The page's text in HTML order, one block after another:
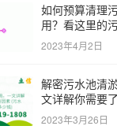
如何预算清理
用？看这里的
工程报价表范
池清淤工程报价
2023年4月2日
解密污水池清
文详解你需要
因素 (污水池清
少钱)
2023年3月26日